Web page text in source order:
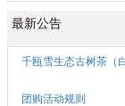
最新公告
千瓯雪生态古树茶（
团购活动规则